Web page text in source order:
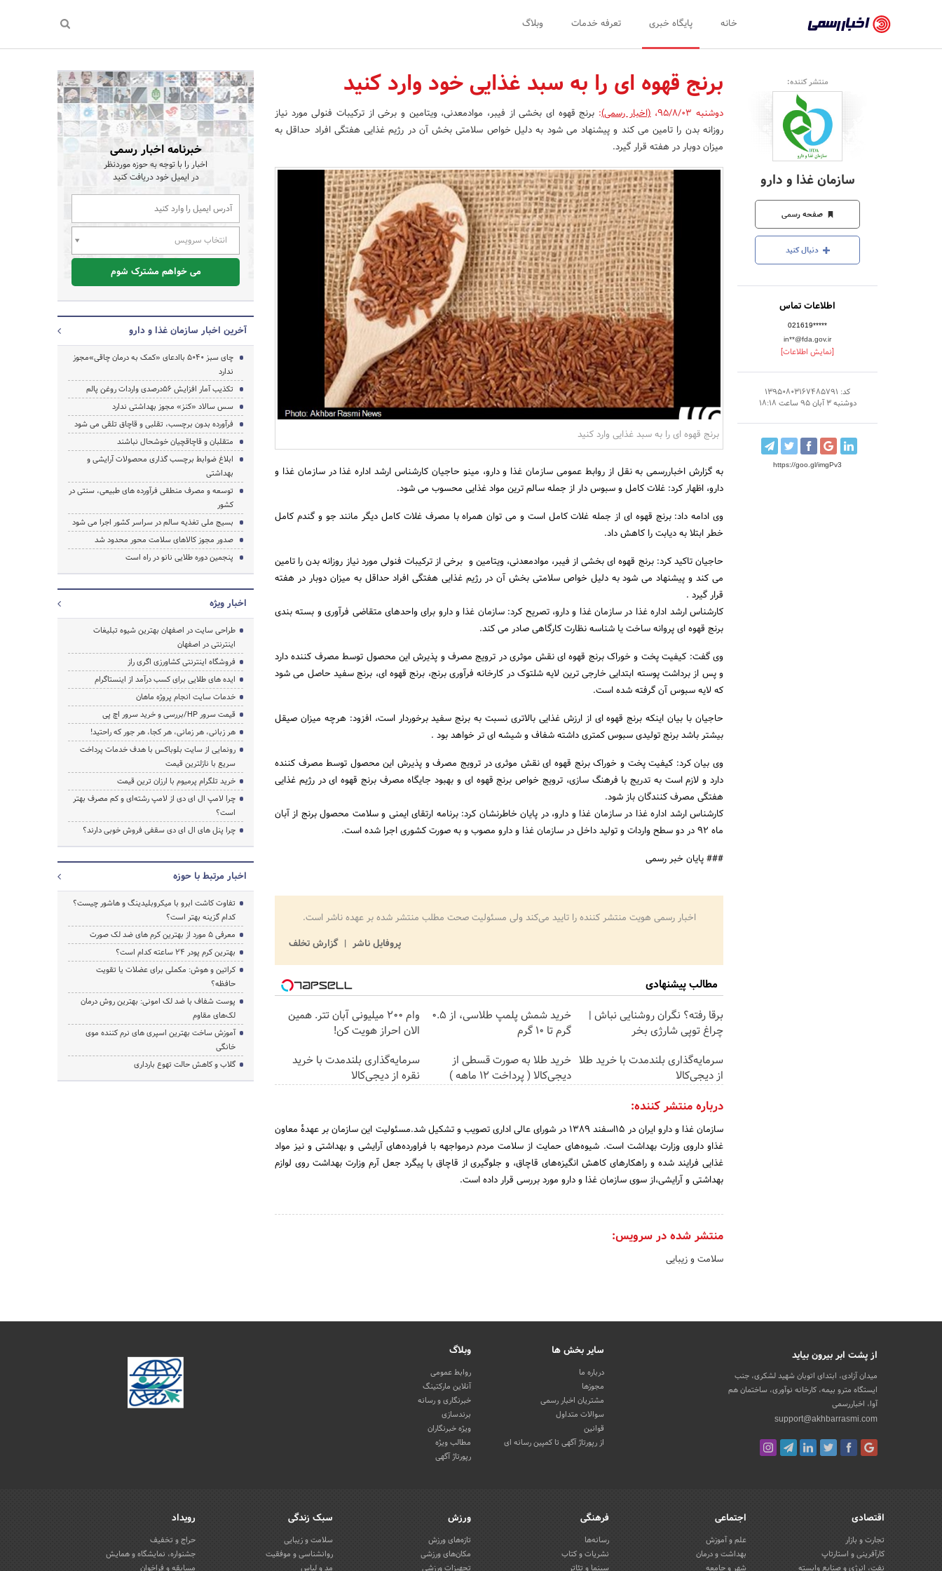
رسمی
-
اخبار
تایید
شده
شرکت‌ها،
سازمان‌ها
و
روابط
عمومی‌ها
خانه پایگاه خبری تعرفه خدمات وبلاگ
منتشر کننده:
سازمان غذا و دارو
صفحه رسمی
دنبال کنید
اطلاعات تماس
021619*****
in**@fda.gov.ir
[نمایش اطلاعات]
کد: 13950803167485791
دوشنبه 3 آبان 95 ساعت 18:18
https://goo.gl/imgPv3
برنج قهوه ای را به سبد غذایی خود وارد کنید
دوشنبه 95/8/03 ،(اخبار رسمی): برنج قهوه ای بخشی از فیبر، موادمعدنی، ویتامین و برخی از ترکیبات فنولی مورد نیاز
روزانه بدن را تامین می کند و پیشنهاد می شود به دلیل خواص سلامتی بخش آن در رژیم غذایی هفتگی افراد حداقل به
میزان دوبار در هفته قرار گیرد.
برنج قهوه ای را به سبد غذایی وارد کنید
به گزارش اخباررسمی به نقل از روابط عمومی ﺳﺎﺯﻣﺎﻥ ﻏﺬﺍ ﻭ ﺩﺍﺭﻭ، مینو حاجیان کارشناس ارشد ﺍﺩﺍﺭﻩ ﻏﺬﺍ ﺩﺭ ﺳﺎﺯﻣﺎﻥ ﻏﺬﺍ ﻭ
ﺩﺍﺭﻭ، اظهار کرد: غلات کامل و سبوس دار از جمله سالم ترین مواد غذایی محسوب می شود.
وی ادامه داد: برنج قهوه ای از جمله غلات کامل است و می توان همراه با مصرف غلات کامل دیگر مانند جو و گندم کامل
خطر ابتلا به دیابت را کاهش داد.
حاجیان تاکید کرد: برنج قهوه ای بخشی از فیبر، موادمعدنی، ویتامین و برخی از ترکیبات فنولی مورد نیاز روزانه بدن را تامین
می کند و پیشنهاد می شود به دلیل خواص سلامتی بخش آن در رژیم غذایی هفتگی افراد حداقل به میزان دوبار در هفته
قرار گیرد .
کارشناس ارشد ﺍﺩﺍﺭﻩ ﻏﺬﺍ ﺩﺭ ﺳﺎﺯﻣﺎﻥ ﻏﺬﺍ ﻭ ﺩﺍﺭﻭ، تصریح کرد: سازمان غذا و دارو برای واحدهای متقاضی فرآوری و بسته بندی
برنج قهوه ای پروانه ساخت یا شناسه نظارت کارگاهی صادر می کند.
وی گفت: کیفیت پخت و خوراک برنج قهوه ای نقش موثری در ترویج مصرف و پذیرش این محصول توسط مصرف کننده دارد
و پس از برداشت پوسته ابتدایی خارجی ترین لایه شلتوک در کارخانه فرآوری برنج، برنج قهوه ای، برنج سفید حاصل می شود
که لایه سبوس آن گرفته شده است.
حاجیان با بیان اینکه برنج قهوه ای از ارزش غذایی بالاتری نسبت به برنج سفید برخوردار است، افزود: هرچه میزان صیقل
بیشتر باشد برنج تولیدی سبوس کمتری داشته شفاف و شیشه ای تر خواهد بود .
وی بیان کرد: کیفیت پخت و خوراک برنج قهوه ای نقش موثری در ترویج مصرف و پذیرش این محصول توسط مصرف کننده
دارد و لازم است به تدریج با فرهنگ سازی، ترویج خواص برنج قهوه ای و بهبود جایگاه مصرف برنج قهوه ای در رژیم غذایی
هفتگی مصرف کنندگان باز شود.
کارشناس ارشد ﺍﺩﺍﺭﻩ ﻏﺬﺍ ﺩﺭ ﺳﺎﺯﻣﺎﻥ ﻏﺬﺍ ﻭ ﺩﺍﺭﻭ، در پایان خاطرنشان کرد: برنامه ارتقای ایمنی و سلامت محصول برنج از آبان
ماه 92 در دو سطح واردات و تولید داخل در سازمان غذا و دارو مصوب و به صورت کشوری اجرا شده است.
### پایان خبر رسمی
اخبار رسمی هویت منتشر کننده را تایید می‌کند ولی مسئولیت صحت مطلب منتشر شده بر عهده ناشر است.
پروفایل ناشر
گزارش تخلف
مطالب پیشنهادی
برقا رفته؟ نگران روشنایی نباش |
چراغ توپی شارژی بخر
خرید شمش پلمپ طلاسی، از ۰.۵
گرم تا ۱۰ گرم
وام 200 میلیونی آبان تتر. همین
الان احراز هویت کن!
سرمایه‌گذاری بلندمدت با خرید طلا
از دیجی‌کالا
خرید طلا به صورت قسطی از
دیجی‌کالا ( پرداخت 12 ماهه )
سرمایه‌گذاری بلندمدت با خرید
نقره از دیجی‌کالا
درباره منتشر کننده:
سازمان غذا و دارو ایران در 15اسفند 1389 در شورای عالی اداری تصویب و تشکیل شد.مسئولیت این سازمان بر عهدهٔ معاون
غذاو داروی وزارت بهداشت است. شیوه‌های حمایت از سلامت مردم درمواجهه با فراورده‌های آرایشی و بهداشتی و نیز مواد
غذایی فرایند شده و راهکارهای کاهش انگیزه‌های قاچاق، و جلوگیری از قاچاق با پیگرد جعل آرم وزارت بهداشت روی لوازم
بهداشتی و آرایشی،از سوی سازمان غذا و دارو مورد بررسی قرار داده است.
منتشر شده در سرویس:
سلامت و زیبایی
خبرنامه اخبار رسمی
اخبار را با توجه به حوزه موردنظر
در ایمیل خود دریافت کنید
انتخاب سرویس
می خواهم مشترک شوم
آخرین اخبار سازمان غذا و دارو
چای سبز 5040 باادعای «کمک به درمان چاقی»مجوز
ندارد
تکذیب آمار افزایش 56درصدی واردات روغن پالم
سس سالاد «کنز» مجوز بهداشتی ندارد
فرآورده بدون برچسب، تقلبی و قاچاق تلقی می شود
متقلبان و قاچاقچیان خوشحال نباشند
ابلاغ ضوابط برچسب گذاری محصولات آرایشی و
بهداشتی
توسعه و مصرف منطقی فرآورده های طبیعی، سنتی در
کشور
بسیج ملی تغذیه سالم در سراسر کشور اجرا می شود
صدور مجوز کالاهای سلامت محور محدود شد
پنجمین دوره طلایی نانو در راه است
اخبار ویژه
طراحی سایت در اصفهان بهترین شیوه تبلیغات
اینترنتی در اصفهان
فروشگاه اینترنتی کشاورزی اگری راز
ایده های طلایی برای کسب درآمد از اینستاگرام
خدمات سایت انجام پروژه ماهان
قیمت سرور HP/بررسی و خرید سرور اچ پی
هر زبانی، هر زمانی، هر کجا، هر جور که راحتید!
رونمایی از سایت بلوباکس با هدف خدمات پرداخت
سریع با نازلترین قیمت
خرید تلگرام پرمیوم با ارزان ترین قیمت
چرا لامپ ال ای دی از لامپ رشته‌ای و کم مصرف بهتر
است؟
چرا پنل های ال ای دی سقفی فروش خوبی دارند؟
اخبار مرتبط با حوزه
تفاوت کاشت ابرو با میکروبلیدینگ و هاشور چیست؟
کدام گزینه بهتر است؟
معرفی 5 مورد از بهترین کرم های ضد لک صورت
بهترین کرم پودر 24 ساعته کدام است؟
کراتین و هوش: مکملی برای عضلات یا تقویت
حافظه؟
پوست شفاف با ضد لک امونی: بهترین روش درمان
لک‌های مقاوم
آموزش ساخت بهترین اسپری های نرم‌ کننده موی
خانگی
گلاب و کاهش حالت تهوع بارداری
از پشت ابر بیرون بیاید
میدان آزادی، ابتدای اتوبان شهید لشکری، جنب
ایستگاه مترو بیمه، کارخانه نوآوری، ساختمان هم
آوا، اخباررسمی
support@akhbarrasmi.com
سایر بخش ها
درباره ما
مجوزها
مشتریان اخبار رسمی
سوالات متداول
قوانین
از رپورتاژ آگهی تا کمپین رسانه ای
وبلاگ
روابط عمومی
آنلاین مارکتینگ
خبرنگاری و رسانه
برندسازی
ویژه خبرنگاران
مطالب ویژه
رپورتاژ آگهی
اقتصادی
تجارت و بازار
کارآفرینی و استارتاپ
نفت، انرژی و صنایع وابسته
اجتماعی
علم و آموزش
بهداشت و درمان
شهر و جامعه
فرهنگی
رسانه‌ها
نشریات و کتاب
سینما و تئاتر
ورزش
تازه‌های ورزش
مکان‌های ورزشی
تجهیزات ورزشی
سبک زندگی
سلامت و زیبایی
روانشناسی و موفقیت
مد و لباس
رویداد
حراج و تخفیف
جشنواره، نمایشگاه و همایش
مسابقه و فراخوان